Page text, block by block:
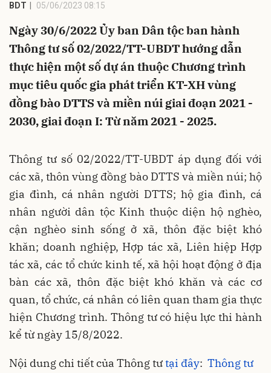
BDT 05/06/2023 08:15
Ngày 30/6/2022 Ủy ban Dân tộc ban hành
Thông tư số 02/2022/TT-UBDT hướng dẫn
thực hiện một số dự án thuộc Chương trình
mục tiêu quốc gia phát triển KT-XH vùng
đồng bào DTTS và miền núi giai đoạn 2021 -
2030, giai đoạn I: Từ năm 2021 - 2025.
Thông tư số 02/2022/TT-UBDT áp dụng đối với
các xã, thôn vùng đồng bào DTTS và miền núi; hộ
gia đình, cá nhân người DTTS; hộ gia đình, cá
nhân người dân tộc Kinh thuộc diện hộ nghèo,
cận nghèo sinh sống ở xã, thôn đặc biệt khó
khăn; doanh nghiệp, Hợp tác xã, Liên hiệp Hợp
tác xã, các tổ chức kinh tế, xã hội hoạt động ở địa
bàn các xã, thôn đặc biệt khó khăn và các cơ
quan, tổ chức, cá nhân có liên quan tham gia thực
hiện Chương trình. Thông tư có hiệu lực thi hành
kể từ ngày 15/8/2022.
Nội dung chi tiết của Thông tưtại đây: Thông tư